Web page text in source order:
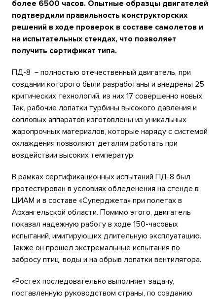
более 6500 часов. Опытные образцы двигателей
подтвердили правильность конструкторских
решений в ходе проверок в составе самолетов и
на испытательных стендах, что позволяет
получить сертификат типа.
ПД-8 －полностью отечественный двигатель, при
создании которого были разработаны и внедрены 25
критических технологий, из них 17 совершенно новых.
Так, рабочие лопатки турбины высокого давления и
сопловых аппаратов изготовлены из уникальных
жаропрочных материалов, которые наряду с системой
охлаждения позволяют деталям работать при
воздействии высоких температур.
В рамках сертификационных испытаний ПД-8 был
протестирован в условиях обледенения на стенде в
ЦИАМ и в составе «Суперджета» при полетах в
Архангельской области. Помимо этого, двигатель
показал надежную работу в ходе 150-часовых
испытаний, имитирующих длительную эксплуатацию.
Также он прошел экстремальные испытания по
забросу птиц, воды и на обрыв лопатки вентилятора.
«Ростех последовательно выполняет задачу,
поставленную руководством страны, по созданию